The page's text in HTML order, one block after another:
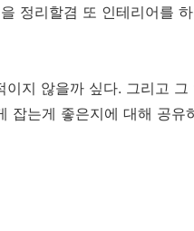
정리할겸 또 인테리어를
지 않을까 싶다. 그리고
잡는게 좋은지에 대해 공유